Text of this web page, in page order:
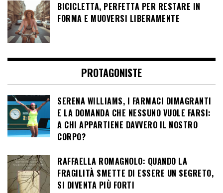
BICICLETTA, PERFETTA PER RESTARE IN
FORMA E MUOVERSI LIBERAMENTE
PROTAGONISTE
SERENA WILLIAMS, I FARMACI DIMAGRANTI
E LA DOMANDA CHE NESSUNO VUOLE FARSI:
A CHI APPARTIENE DAVVERO IL NOSTRO
CORPO?
RAFFAELLA ROMAGNOLO: QUANDO LA
FRAGILITÀ SMETTE DI ESSERE UN SEGRETO,
SI DIVENTA PIÙ FORTI